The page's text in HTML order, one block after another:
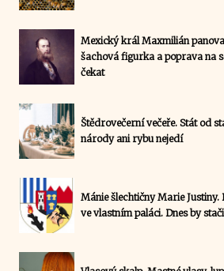
Mexický král Maxmilián
šachová figurka a poprava na
čekat
Štědrovečerní večeře. Stát od
národy ani rybu nejedí
Mánie šlechtičny Marie Justiny.
ve vlastním paláci. Dnes by